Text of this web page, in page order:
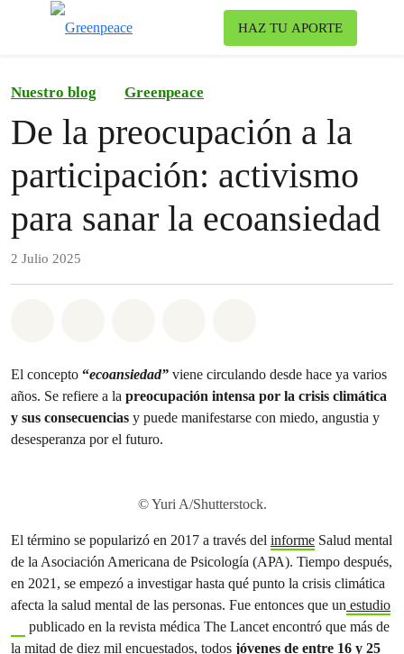
HAZ TU APORTE
Nuestro blog Greenpeace
De la preocupación a la
participación: activismo
para sanar la ecoansiedad
2 Julio 2025
El concepto “ecoansiedad” viene circulando desde hace ya varios
años. Se refiere a la preocupación intensa por la crisis climática
y sus consecuencias y puede manifestarse con miedo, angustia y
desesperanza por el futuro.
© Yuri A/Shutterstock.
El término se popularizó en 2017 a través del informe Salud mental
de la Asociación Americana de Psicología (APA). Tiempo después,
en 2021, se empezó a investigar hasta qué punto la crisis climática
afecta la salud mental de las personas. Fue entonces que un estudio
publicado en la revista médica The Lancet encontró que más de
la mitad de diez mil encuestados, todos jóvenes de entre 16 y 25